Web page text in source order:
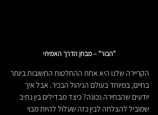
"הבור" – מבחן הדרך האמיתי
הקריירה שלנו היא אחת ההחלטות החשובות ביותר
בחיים, במיוחד בעולם הניהול הבכיר. אבל איך
יודעים שהבחירה נכונה? כיצד מבדילים בין נתיב
שמוביל להצלחה לבין כזה שעלול להיות מבוי